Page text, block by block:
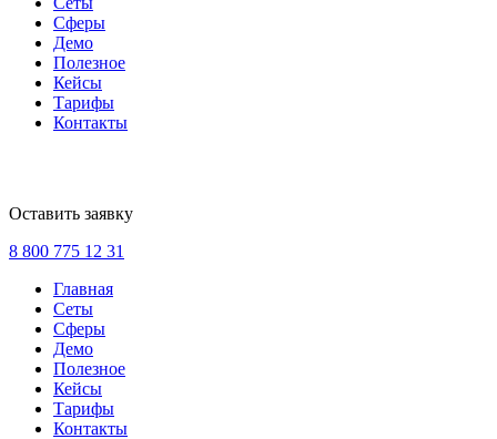
Сферы
Демо
Полезное
Кейсы
Тарифы
Контакты
Оставить заявку
8 800 775 12 31
Главная
Сеты
Сферы
Демо
Полезное
Кейсы
Тарифы
Контакты